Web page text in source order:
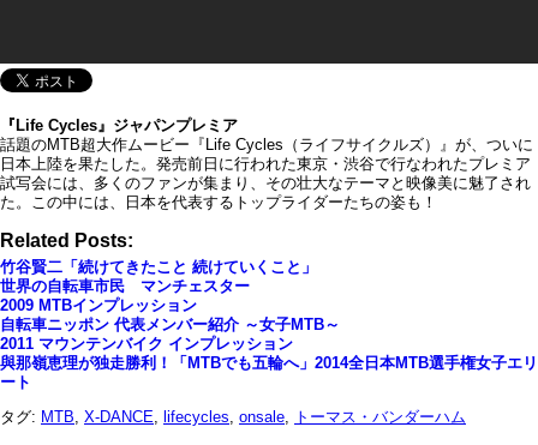
『Life Cycles』ジャパンプレミア
話題のMTB超大作ムービー『Life Cycles（ライフサイクルズ）』が、ついに
日本上陸を果たした。発売前日に行われた東京・渋谷で行なわれたプレミア
試写会には、多くのファンが集まり、その壮大なテーマと映像美に魅了され
た。この中には、日本を代表するトップライダーたちの姿も！
Related Posts:
竹谷賢二「続けてきたこと 続けていくこと」
世界の自転車市民 マンチェスター
2009 MTBインプレッション
自転車ニッポン 代表メンバー紹介 ～女子MTB～
2011 マウンテンバイク インプレッション
與那嶺恵理が独走勝利！「MTBでも五輪へ」2014全日本MTB選手権女子エリ
ート
タグ: MTB, X-DANCE, lifecycles, onsale, トーマス・バンダーハム